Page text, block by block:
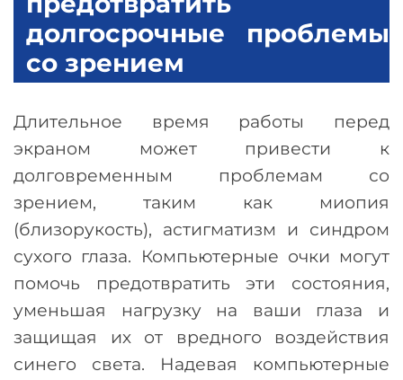
долгосрочные проблемы
со зрением
Длительное время работы перед
экраном может привести к
долговременным проблемам со
зрением, таким как миопия
(близорукость), астигматизм и синдром
сухого глаза. Компьютерные очки могут
помочь предотвратить эти состояния,
уменьшая нагрузку на ваши глаза и
защищая их от вредного воздействия
синего света. Надевая компьютерные